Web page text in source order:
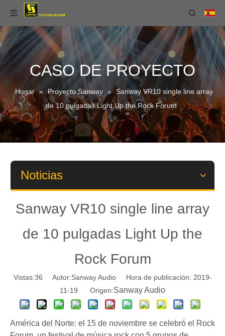
CASO DE PROYECTO
Hogar » Proyecto Sanway » Sanway VR10 single line array
de 10 pulgadas Light Up the Rock Forum
Noticias
Sanway VR10 single line array
de 10 pulgadas Light Up the
Rock Forum
Vistas:36 Autor:Sanway Audio Hora de publicación: 2019-
11-19 Origen:Sanway Audio
América del Norte: el 15 de noviembre se celebró el Rock